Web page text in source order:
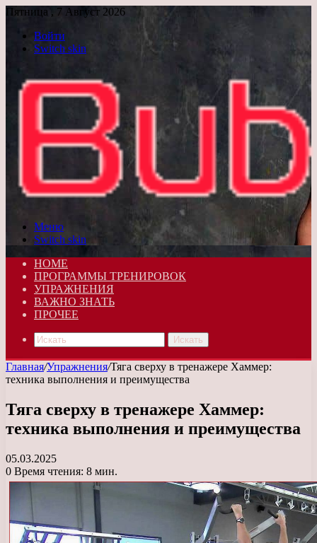
Пятница , 7 Август 2026
Войти
Switch skin
Меню
Switch skin
HOME
ПРОГРАММЫ ТРЕНИРОВОК
УПРАЖНЕНИЯ
ВАЖНО ЗНАТЬ
ПРОЧЕЕ
Искать
Главная/Упражнения/Тяга сверху в тренажере Хаммер:
техника выполнения и преимущества
Тяга сверху в тренажере Хаммер:
техника выполнения и преимущества
05.03.2025
0 Время чтения: 8 мин.